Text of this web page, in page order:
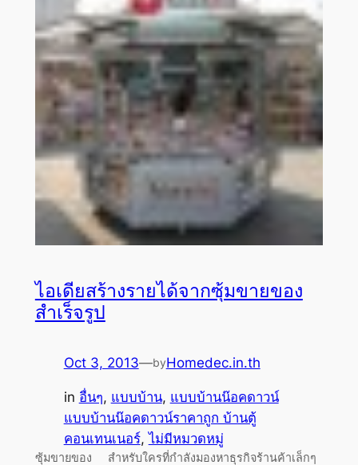
ไอเดียสร้างรายได้จากซุ้มขายของ
สำเร็จรูป
Oct 3, 2013—byHomedec.in.th
in อื่นๆ, แบบบ้าน, แบบบ้านน๊อคดาวน์
แบบบ้านน๊อคดาวน์ราคาถูก บ้านตู้
คอนเทนเนอร์, ไม่มีหมวดหมู่
ซุ้มขายของ สำหรับใครที่กำลังมองหาธุรกิจร้านค้าเล็กๆ